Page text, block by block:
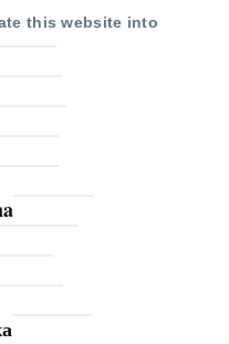
this website into